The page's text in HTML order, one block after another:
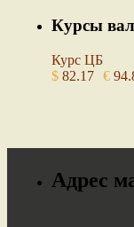
Курсы
Курс ЦБ
$ 82.17 €
Адрес